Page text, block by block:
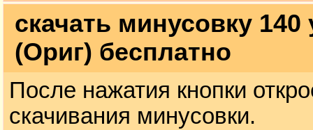
скачать минусовку
(Ориг) бесплатно
После нажатия кнопки
скачивания минусовки.